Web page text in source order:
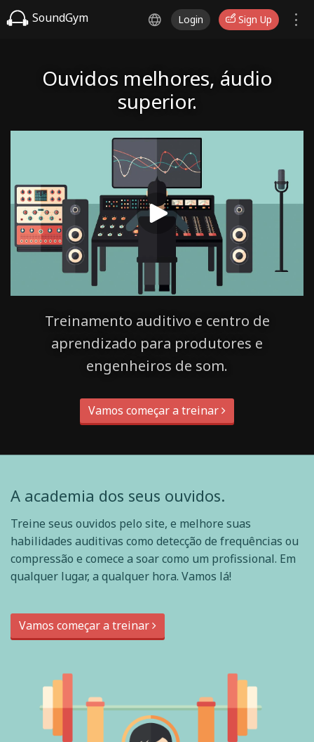
SoundGym Login Sign Up
Ouvidos melhores, áudio
superior.
Treinamento auditivo e centro de
aprendizado para produtores e
engenheiros de som.
Vamos começar a treinar
A academia dos seus ouvidos.
Treine seus ouvidos pelo site, e melhore suas
habilidades auditivas como detecção de frequências ou
compressão e comece a soar como um profissional. Em
qualquer lugar, a qualquer hora. Vamos lá!
Vamos começar a treinar